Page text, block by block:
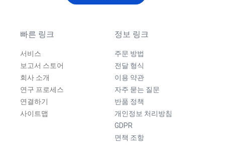
빠른 링크
서비스
보고서 스토어
회사 소개
연구 프로세스
연결하기
사이트맵
정보 링크
주문 방법
전달 형식
이용 약관
자주 묻는 질문
반품 정책
개인정보 처리방침
GDPR
면책 조항